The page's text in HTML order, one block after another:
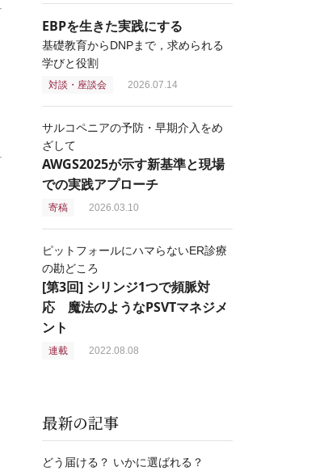
EBPを生きた実践にする
基礎教育からDNPまで，求められる
学びと役割
対談・座談会 2026.07.14
サルコペニアの予防・早期介入をめ
ざして
AWGS2025が示す新基準と現場
での実践アプローチ
寄稿 2026.03.10
ピットフォールにハマらないER診療
の勘どころ
[第3回] シリンジ1つで頻脈対
応 魔法のようなPSVTマネジメ
ント
連載 2022.08.08
最新の記事
どう届ける？ いかに選ばれる？